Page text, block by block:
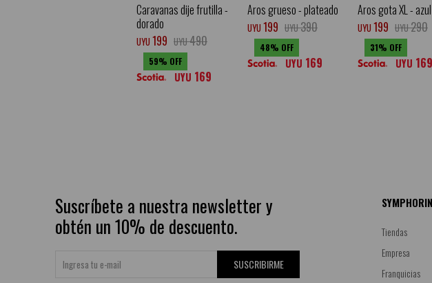
Caravanas dije frutilla -
dorado
UYU 199 UYU490
59
UYU 169
Aros grueso - plateado
UYU 199 UYU390
48
UYU 169
Aros gota XL - azul
UYU 199 UYU290
31
UYU 169
Suscríbete a nuestra newsletter y
obtén un 10% de descuento.
SUSCRIBIRME
Tiendas
Empresa
Franquicias